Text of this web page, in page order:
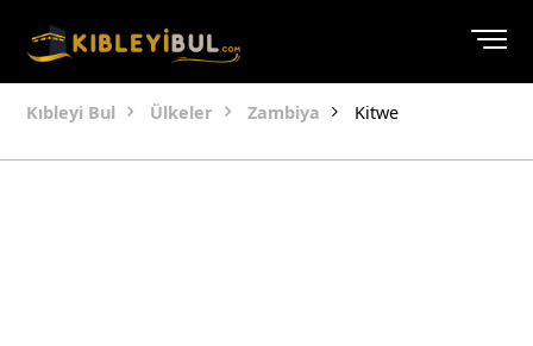
Kıbleyi Bul Ülkeler Zambiya Kitwe